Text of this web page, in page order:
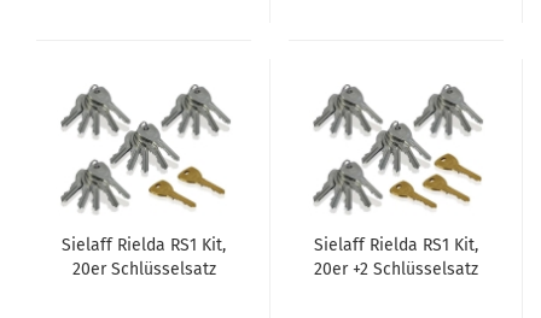
Sielaff Rielda RS1 Kit,
20er Schlüsselsatz
Sielaff Rielda RS1 Kit,
20er +2 Schlüsselsatz